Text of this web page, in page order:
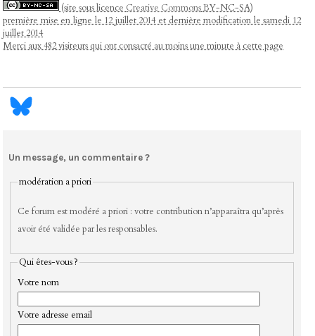
(site sous licence Creative CommonsBY-NC-SA)
première mise en ligne le 12 juillet 2014 et dernière modification le samedi 12
juillet 2014
Merci aux 482 visiteurs qui ont consacré au moins une minute à cette page
Un message, un commentaire ?
modération a priori
Ce forum est modéré a priori : votre contribution n’apparaîtra qu’après
avoir été validée par les responsables.
Qui êtes-vous ?
Votre nom
Votre adresse email